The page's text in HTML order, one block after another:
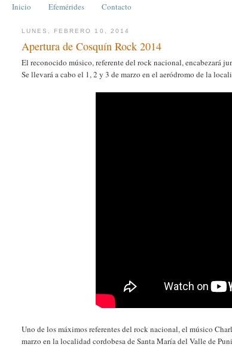
Inicio Efemérides Contacto
LUNES, FEBRERO 10, 2014
Apertura de Cosquín Rock 2014
El reconocido músico, referente del rock nacional, encabezará
Se llevará a cabo el 1, 2 y 3 de marzo en el aeródromo de la
Uno de los máximos referentes del rock nacional, el músico
marzo en la localidad cordobesa de Santa María del Valle de